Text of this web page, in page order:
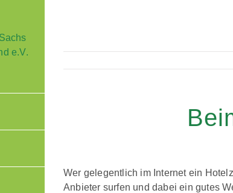
Wer gelegentlich im Internet ein
Anbieter surfen und dabei ein gutes